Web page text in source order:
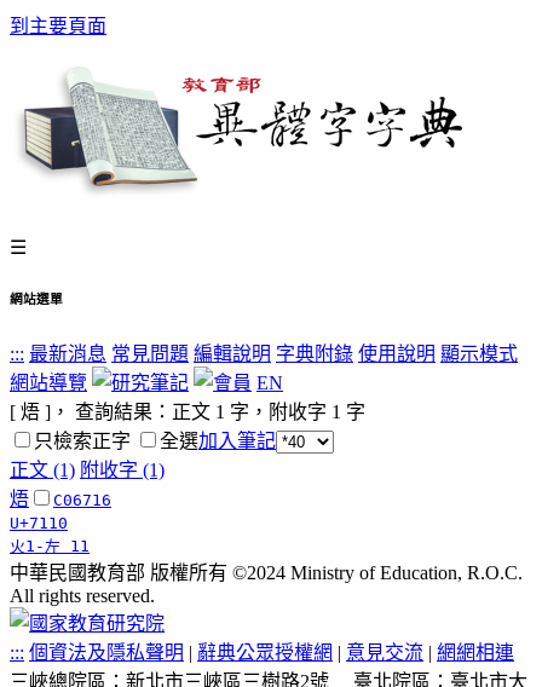
到主要頁面
☰
網站選單
::: 最新消息 常見問題 編輯說明 字典附錄 使用說明 顯示模式
網站導覽
EN
[ 焐 ]， 查詢結果：正文 1 字，附收字 1 字
只檢索正字
全選加入筆記
正文 (1) 附收字 (1)
焐
C06716
U+7110
火1-左 11
中華民國教育部 版權所有 ©2024 Ministry of Education, R.O.C.
All rights reserved.
::: 個資法及隱私聲明 | 辭典公眾授權網 | 意見交流 | 網網相連
三峽總院區：新北市三峽區三樹路2號
臺北院區：臺北市大